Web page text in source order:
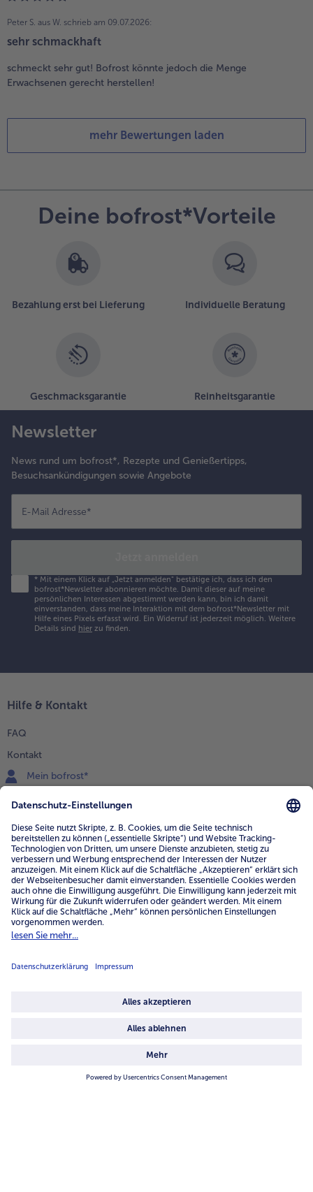
Peter S. aus W. schrieb am 09.07.2026:
sehr schmackhaft
schmeckt sehr gut! Bofrost könnte jedoch die Menge
Erwachsenen gerecht herstellen!
mehr Bewertungen laden
Deine bofrost*Vorteile
Bezahlung erst bei Lieferung Individuelle Beratung
Geschmacksgarantie Reinheitsgarantie
Newsletter
News rund um bofrost*, Rezepte und Genießertipps,
Besuchsankündigungen sowie Angebote
E-Mail Adresse*
* Mit einem Klick auf „Jetzt anmelden" bestätige ich, dass ich den
bofrost*Newsletter abonnieren möchte. Damit dieser auf meine
persönlichen Interessen abgestimmt werden kann, bin ich damit
einverstanden, dass meine Interaktion mit dem bofrost*Newsletter mit
Hilfe eines Pixels erfasst wird. Ein Widerruf ist jederzeit möglich. Weitere
Details sind hier zu finden.
Hilfe & Kontakt
FAQ
Kontakt
Mein bofrost*
0800 - 000 19 18
Mo.-Fr.: 7-21 Uhr Sa: 8-16 Uhr
Service
Unternehmen
Über uns